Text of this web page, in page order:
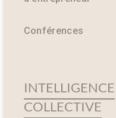
Conférences
INTELLIGENCE
COLLECTIVE